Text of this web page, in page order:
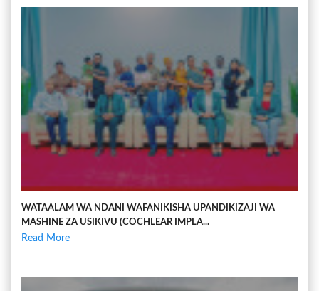
WATAALAM WA NDANI WAFANIKISHA UPANDIKIZAJI WA
MASHINE ZA USIKIVU (COCHLEAR IMPLA...
Read More